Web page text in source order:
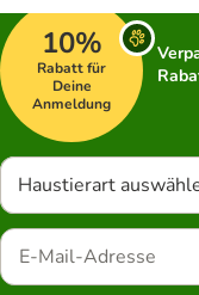
10%
Rabatt für
Deine
Anmeldung
Haustierart